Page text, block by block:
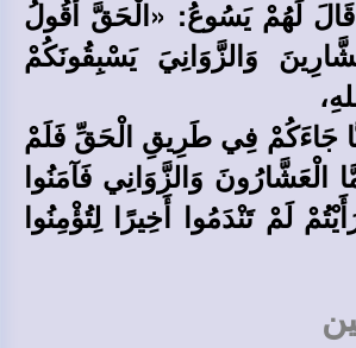
لَهُمْ يَسُوعُ: «الْحَقَّ أَقُولُ
وَالزَّوَانِيَ يَسْبِقُونَكُمْ
جَاءَكُمْ فِي طَرِيقِ الْحَقِّ فَلَمْ
الْعَشَّارُونَ وَالزَّوَانِي فَآمَنُوا
لَمْ تَنْدَمُوا أَخِيرًا لِتُؤْمِنُوا